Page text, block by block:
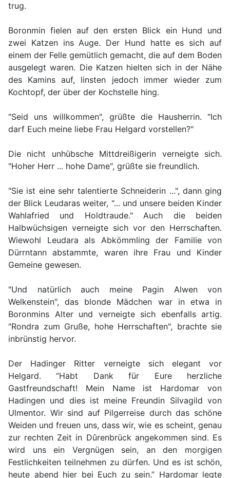
trug.
Boronmin fielen auf den ersten Blick ein Hund und
zwei Katzen ins Auge. Der Hund hatte es sich auf
einem der Felle gemütlich gemacht, die auf dem Boden
ausgelegt waren. Die Katzen hielten sich in der Nähe
des Kamins auf, linsten jedoch immer wieder zum
Kochtopf, der über der Kochstelle hing.
"Seid uns willkommen", grüßte die Hausherrin. "Ich
darf Euch meine liebe Frau Helgard vorstellen?"
Die nicht unhübsche Mittdreißigerin verneigte sich.
"Hoher Herr ... hohe Dame", grüßte sie freundlich.
"Sie ist eine sehr talentierte Schneiderin ...", dann ging
der Blick Leudaras weiter, "... und unsere beiden Kinder
Wahlafried und Holdtraude." Auch die beiden
Halbwüchsigen verneigte sich vor den Herrschaften.
Wiewohl Leudara als Abkömmling der Familie von
Dürrntann abstammte, waren ihre Frau und Kinder
Gemeine gewesen.
"Und natürlich auch meine Pagin Alwen von
Welkenstein", das blonde Mädchen war in etwa in
Boronmins Alter und verneigte sich ebenfalls artig.
"Rondra zum Gruße, hohe Herrschaften", brachte sie
inbrünstig hervor.
Der Hadinger Ritter verneigte sich elegant vor
Helgard. “Habt Dank für Eure herzliche
Gastfreundschaft! Mein Name ist Hardomar von
Hadingen und dies ist meine Freundin Silvagild von
Ulmentor. Wir sind auf Pilgerreise durch das schöne
Weiden und freuen uns, dass wir, wie es scheint, genau
zur rechten Zeit in Dûrenbrück angekommen sind. Es
wird uns ein Vergnügen sein, an den morgigen
Festlichkeiten teilnehmen zu dürfen. Und es ist schön,
heute abend hier bei Euch zu sein.” Hardomar legte